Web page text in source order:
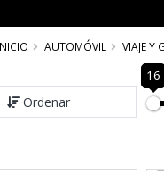
AUTOMÓVIL VIAJE Y
Ordenar
16